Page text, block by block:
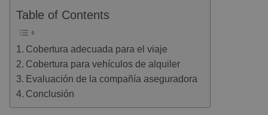
Table of Contents
Cobertura adecuada para el viaje
Cobertura para vehículos de alquiler
Evaluación de la compañía aseguradora
Conclusión